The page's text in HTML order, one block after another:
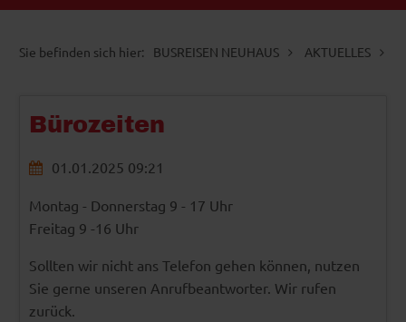
BUSREISEN NEUHAUS AKTUELLES
Bürozeiten
01.01.2025 09:21
Montag - Donnerstag 9 - 17 Uhr
Freitag 9 -16 Uhr
Sollten wir nicht ans Telefon gehen können, nutzen
Sie gerne unseren Anrufbeantworter. Wir rufen
zurück.